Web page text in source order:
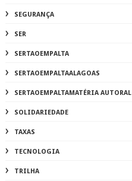
SEGURANÇA
SER
SERTAOEMPALTA
SERTAOEMPALTAALAGOAS
SERTAOEMPALTAMATÉRIA AUTORAL
SOLIDARIEDADE
TAXAS
TECNOLOGIA
TRILHA